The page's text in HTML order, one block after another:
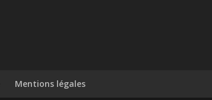
Mentions légales